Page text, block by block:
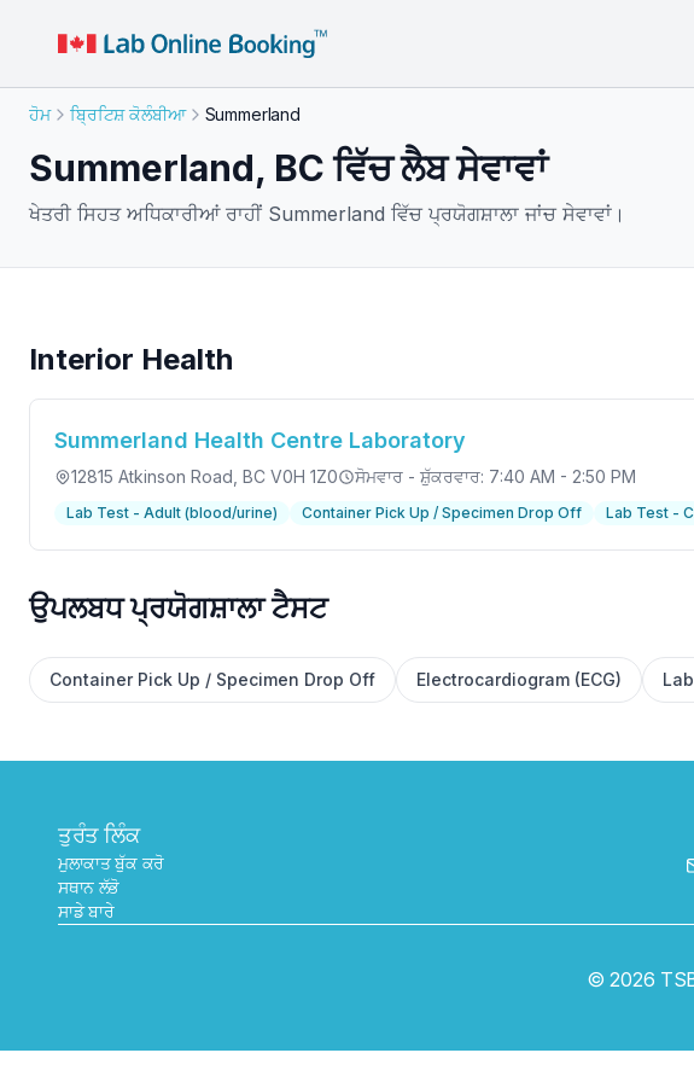
ਹੋਮ ਬ੍ਰਿਟਿਸ਼ ਕੋਲੰਬੀਆ Summerland
Summerland, BC ਵਿੱਚ ਲੈਬ ਸੇਵਾਵਾਂ
ਖੇਤਰੀ ਸਿਹਤ ਅਧਿਕਾਰੀਆਂ ਰਾਹੀਂ Summerland ਵਿੱਚ ਪ੍ਰਯੋਗਸ਼ਾਲਾ ਜਾਂਚ ਸੇਵਾਵਾਂ।
Interior Health
Summerland Health Centre Laboratory
12815 Atkinson Road , BC V0H 1Z0 ਸੋਮਵਾਰ - ਸ਼ੁੱਕਰਵਾਰ: 7:40 AM - 2:50 PM
Lab Test - Adult (blood/urine) Container Pick Up / Specimen Drop Off Lab Test -
ਉਪਲਬਧ ਪ੍ਰਯੋਗਸ਼ਾਲਾ ਟੈਸਟ
Container Pick Up / Specimen Drop Off Electrocardiogram (ECG)
ਤੁਰੰਤ ਲਿੰਕ
ਮੁਲਾਕਾਤ ਬੁੱਕ ਕਰੋ
ਸਥਾਨ ਲੱਭੋ
ਸਾਡੇ ਬਾਰੇ
© 2026